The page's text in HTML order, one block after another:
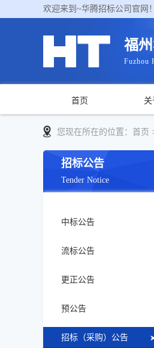
欢迎来到~华腾招标公司官网！
福
Fuzhou
首页
您现在所在的位置： 首页
招标公告
Tender Notice
中标公告
流标公告
更正公告
预公告
招标（采购）公告